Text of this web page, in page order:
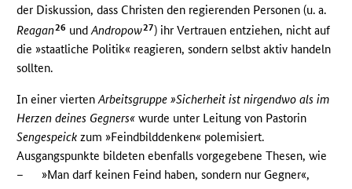
der Diskussion, dass Christen den regierenden Personen (u. a.
Reagan26 undAndropow27) ihr Vertrauen entziehen, nicht auf
die »staatliche Politik« reagieren, sondern selbst aktiv handeln
sollten.
In einer viertenArbeitsgruppe »Sicherheit ist nirgendwo als im
Herzen deines Gegners« wurde unter Leitung von Pastorin
Sengespeick zum »Feindbilddenken« polemisiert.
Ausgangspunkte bildeten ebenfalls vorgegebene Thesen, wie
–
»Man darf keinen Feind haben, sondern nur Gegner«,